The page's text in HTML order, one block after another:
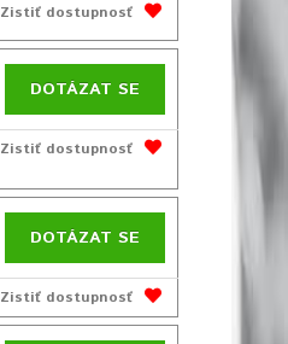
Zistiť dostupnosť
DOTÁZAT SE
Zistiť dostupnosť
DOTÁZAT SE
Zistiť dostupnosť